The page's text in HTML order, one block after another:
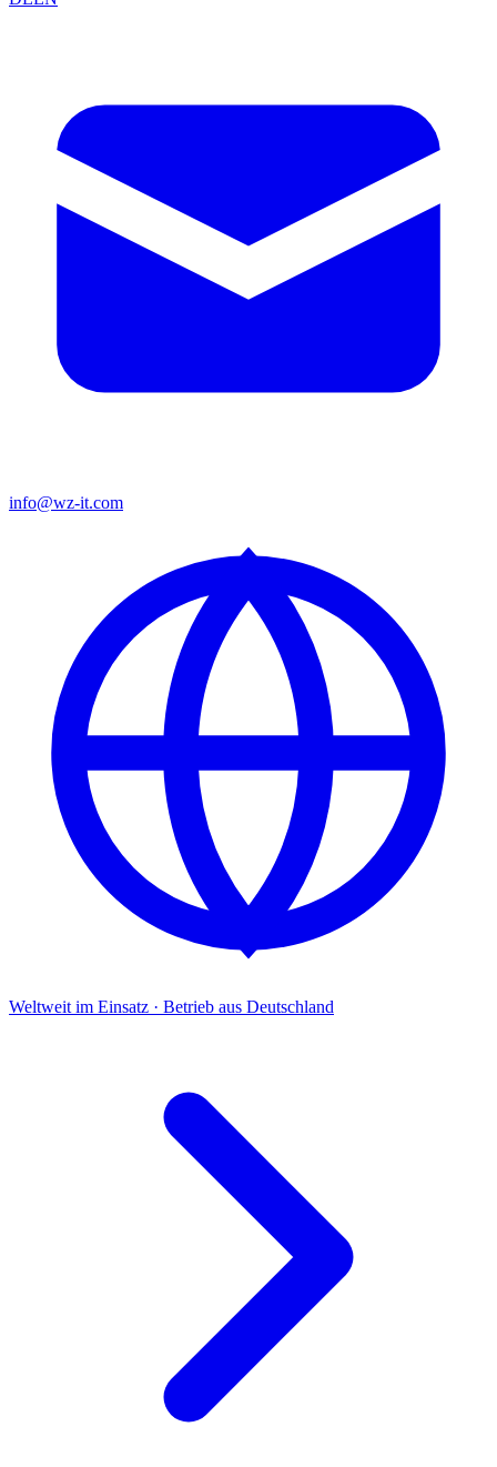
info@wz-it.com
Weltweit im Einsatz · Betrieb aus Deutschland